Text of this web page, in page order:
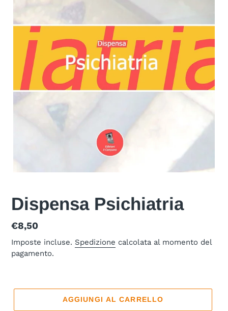
Dispensa Psichiatria
Prezzo
di
listino
€8,50
Imposte incluse. Spedizione calcolata al momento del
pagamento.
AGGIUNGI AL CARRELLO